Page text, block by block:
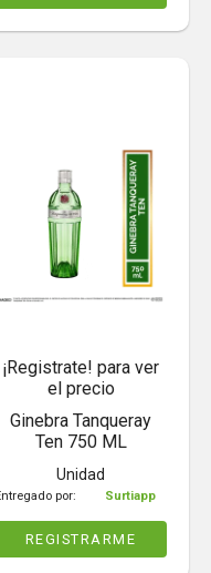
¡Registrate! para ver
el precio
Ginebra Tanqueray
Ten 750 ML
Unidad
por: Surtiapp
REGISTRARME